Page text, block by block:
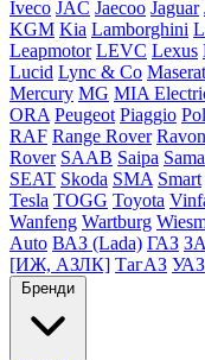
Iveco JAC Jaecoo Jaguar
KGM Kia Lamborghini
Leapmotor LEVC Lexus
Lucid Lync & Co
Mercury MG MIA
ORA Peugeot Piaggio
RAF Range Rover Ravon
Rover SAAB Saipa
SEAT Skoda SMA Smart
Tesla TOGG Toyota
Wanfeng Wartburg
Auto ВАЗ (Lada) ГАЗ
[ИЖ, АЗЛК] ТагАЗ УАЗ
Бренди